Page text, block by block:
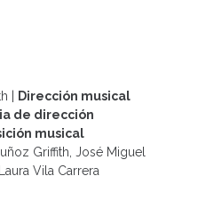
Dirección musical
de dirección
musical
Griffith, José Miguel
Vila Carrera